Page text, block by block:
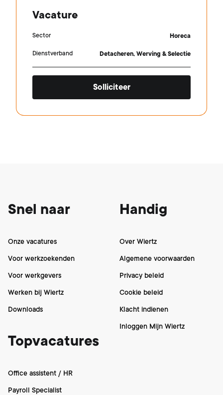
Vacature
Sector Horeca
Dienstverband Detacheren, Werving & Selectie
Solliciteer
Snel naar
Onze vacatures
Voor werkzoekenden
Voor werkgevers
Werken bij Wiertz
Downloads
Topvacatures
Office assistent / HR
Payroll Specialist
Handig
Over Wiertz
Algemene voorwaarden
Privacy beleid
Cookie beleid
Klacht indienen
Inloggen Mijn Wiertz